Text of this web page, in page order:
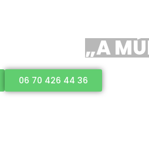
„A
06 70 426 44 36